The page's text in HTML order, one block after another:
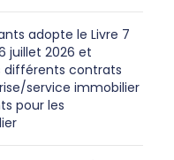
adopte le Livre 7
juillet 2026 et
contrats
service immobilier
pour les